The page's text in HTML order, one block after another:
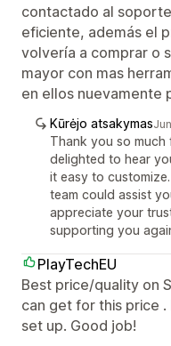
contactado al
eficiente, además el
volvería a comprar o
mayor con mas
en ellos nuevamente
Kūrėjo atsakymas
Thank you so much
delighted to hear
it easy to
team could assist
appreciate your
supporting you
PlayTechEU
Best price/quality on
can get for this price
set up. Good job!